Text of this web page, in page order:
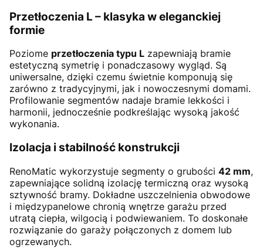
Przetłoczenia L – klasyka w eleganckiej
formie
Poziome przetłoczenia typu L zapewniają bramie
estetyczną symetrię i ponadczasowy wygląd. Są
uniwersalne, dzięki czemu świetnie komponują się
zarówno z tradycyjnymi, jak i nowoczesnymi domami.
Profilowanie segmentów nadaje bramie lekkości i
harmonii, jednocześnie podkreślając wysoką jakość
wykonania.
Izolacja i stabilność konstrukcji
RenoMatic wykorzystuje segmenty o grubości 42 mm,
zapewniające solidną izolację termiczną oraz wysoką
sztywność bramy. Dokładne uszczelnienia obwodowe
i międzypanelowe chronią wnętrze garażu przed
utratą ciepła, wilgocią i podwiewaniem. To doskonałe
rozwiązanie do garaży połączonych z domem lub
ogrzewanych.